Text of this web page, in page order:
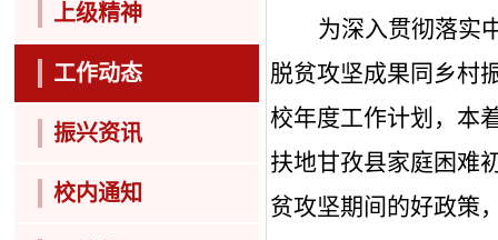
上级精神
工作动态
振兴资讯
校内通知
为深入贯彻落实
脱贫攻坚成果同乡村
校年度工作计划，本
扶地甘孜县家庭困难
贫攻坚期间的好政策